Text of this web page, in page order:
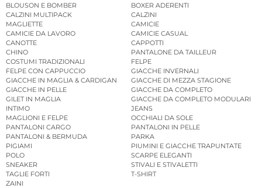
BLOUSON E BOMBER
BOXER ADERENTI
CALZINI MULTIPACK
CALZINI
MAGLIETTE
CAMICIE
CAMICIE DA LAVORO
CAMICIE CASUAL
CANOTTE
CAPPOTTI
CHINO
PANTALONE DA TAILLEUR
COSTUMI TRADIZIONALI
FELPE
FELPE CON CAPPUCCIO
GIACCHE INVERNALI
GIACCHE IN MAGLIA & CARDIGAN
GIACCHE DI MEZZA STAGIONE
GIACCHE IN PELLE
GIACCHE DA COMPLETO
GILET IN MAGLIA
GIACCHE DA COMPLETO MODULARI
INTIMO
JEANS
MAGLIONI E FELPE
OCCHIALI DA SOLE
PANTALONI CARGO
PANTALONI IN PELLE
PANTALONI & BERMUDA
PARKA
PIGIAMI
PIUMINI E GIACCHE TRAPUNTATE
POLO
SCARPE ELEGANTI
SNEAKER
STIVALI E STIVALETTI
TAGLIE FORTI
T-SHIRT
ZAINI